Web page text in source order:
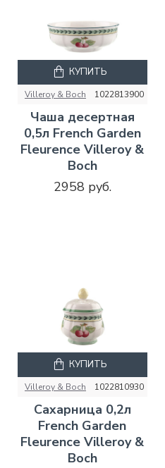
Villeroy & Boch 1022813900
Чаша десертная
0,5л French Garden
Fleurence Villeroy &
Boch
2958 руб.
КУПИТЬ
Villeroy & Boch 1022810930
Сахарница 0,2л
French Garden
Fleurence Villeroy &
Boch
КУПИТЬ